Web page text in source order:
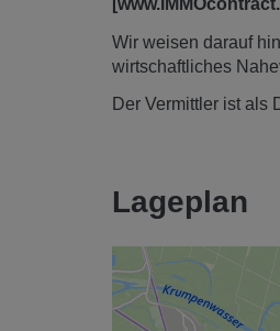
Wir weisen darauf
wirtschaftliches
Der Vermittler ist als
Lageplan